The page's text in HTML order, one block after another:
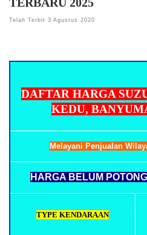
TERBARU 2025
Telah Terbit 3 Agustus 2020
DAFTAR HARGA
KEDU,
Melayani Penjualan
HARGA BELUM
TYPE KENDARAAN